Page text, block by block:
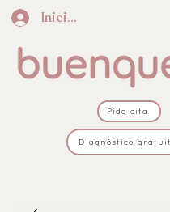
Iniciar sesión
Pide cita
Diagnóstico